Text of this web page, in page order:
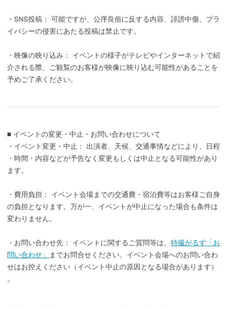
・SNS投稿： 可能ですが、公序良俗に反する内容、誹謗中傷、プラ
イバシーの侵害にあたる投稿は禁止です。
・映像の映り込み： イベントの様子がテレビやインターネットで紹
介される際、ご観覧のお客様が映像に映り込む可能性があることを
予めご了承ください。
■ イベントの変更・中止・お問い合わせについて
・イベント変更・中止： 出演者、天候、交通事情などにより、日程
・時間・内容などが予告なく変更もしくは中止となる可能性があり
ます。
・費用負担： イベント会場までの交通費・宿泊費等はお客様ご自身
の負担となります。万が一、イベントが中止になった場合も条件は
変わりません。
・お問い合わせ先： イベントに関するご質問等は、特撮がるず「お
問い合わせ」 までお問合せください。イベント会場へのお問い合わ
せはお控えください（イベント中止の原因となる場合があります）
。